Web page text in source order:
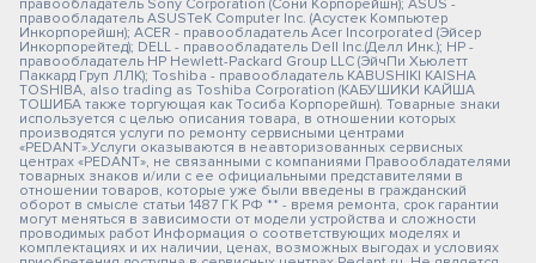
правообладатель Sony Corporation (Сони Корпорейшн); ASUS -
правообладатель ASUSTeK Computer Inc. (Асустек Компьютер
Инкорпорейшн); ACER - правообладатель Acer Incorporated (Эйсер
Инкорпорейтед); DELL - правообладатель Dell Inc.(Делл Инк.); HP -
правообладатель HP Hewlett-Packard Group LLC (ЭйчПи Хьюлетт
Паккард Груп ЛЛК); Toshiba - правообладатель KABUSHIKI KAISHA
TOSHIBA, also trading as Toshiba Corporation (КАБУШИКИ КАЙША
ТОШИБА также торгующая как Тосиба Корпорейшн). Товарные знаки
используется с целью описания товара, в отношении которых
производятся услуги по ремонту сервисными центрами
«PEDANT».Услуги оказываются в неавторизованных сервисных
центрах «PEDANT», не связанными с компаниями Правообладателями
товарных знаков и/или с ее официальными представителями в
отношении товаров, которые уже были введены в гражданский
оборот в смысле статьи 1487 ГК РФ ** - время ремонта, срок гарантии
могут меняться в зависимости от модели устройства и сложности
проводимых работ Информация о соответствующих моделях и
комплектациях и их наличии, ценах, возможных выгодах и условиях